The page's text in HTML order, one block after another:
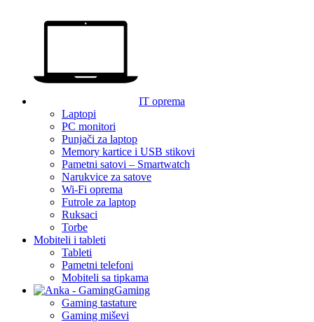
IT oprema
Laptopi
PC monitori
Punjači za laptop
Memory kartice i USB stikovi
Pametni satovi – Smartwatch
Narukvice za satove
Wi-Fi oprema
Futrole za laptop
Ruksaci
Torbe
Mobiteli i tableti
Tableti
Pametni telefoni
Mobiteli sa tipkama
Gaming
Gaming tastature
Gaming miševi